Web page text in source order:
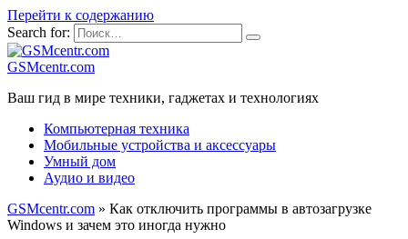
Перейти к содержанию
Search for:
GSMcentr.com
Ваш гид в мире техники, гаджетах и технологиях
Компьютерная техника
Мобильные устройства и аксессуары
Умный дом
Аудио и видео
GSMcentr.com » Как отключить программы в автозагрузке
Windows и зачем это иногда нужно